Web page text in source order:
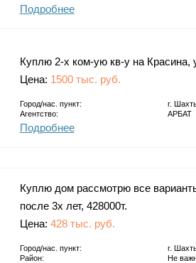
Подробнее
Куплю 2-х ком-ую кв-у на Красина,
Цена: 1500 тыс. руб.
Город/нас. пункт: г.
Агентство:
АРБАТ
Подробнее
Куплю дом рассмотрю все
после 3х лет, 428000т.
Цена: 428 тыс. руб.
Город/нас. пункт: г.
Район:
Не